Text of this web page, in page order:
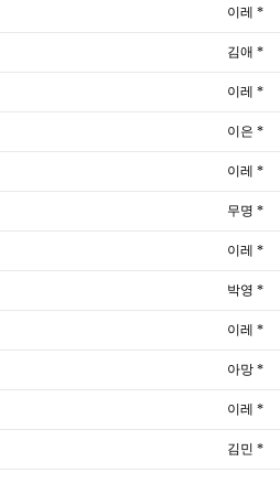
이레 *
김애 *
이레 *
이은 *
이레 *
무명 *
이레 *
박영 *
이레 *
아망 *
이레 *
김민 *